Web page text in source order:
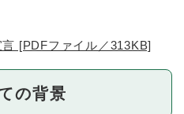
[PDFファイル／313KB]
の背景